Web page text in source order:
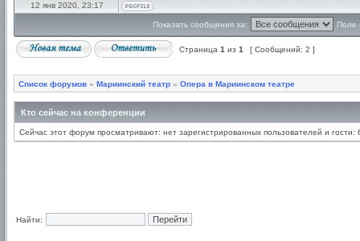
12 янв 2020, 23:17
Показать сообщения за: Поле
Страница 1 из 1 [ Сообщений: 2 ]
Список форумов » Мариинский театр » Опера в Мариинском театре
Кто сейчас на конференции
Сейчас этот форум просматривают: нет зарегистрированных пользователей и гости:
Найти: